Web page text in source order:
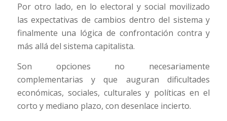
Por otro lado, en lo electoral y social movilizado
las expectativas de cambios dentro del sistema y
finalmente una lógica de confrontación contra y
más allá del sistema capitalista.
Son opciones no necesariamente
complementarias y que auguran dificultades
económicas, sociales, culturales y políticas en el
corto y mediano plazo, con desenlace incierto.